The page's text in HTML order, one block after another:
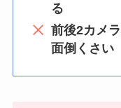
る
前後2カメ
面倒くさい